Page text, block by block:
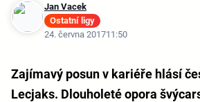
Jan Vacek
Ostatní ligy
24. června 201711:50
Zajímavý posun v kariéře hlásí
Lecjaks. Dlouholeté opora